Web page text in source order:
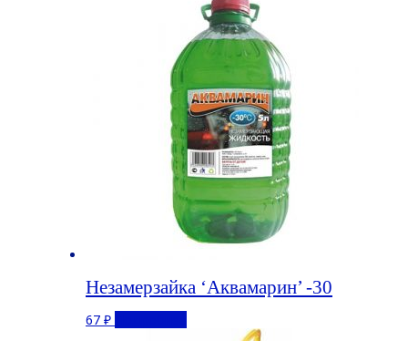
Незамерзайка ‘Аквамарин’ -30
67 ₽